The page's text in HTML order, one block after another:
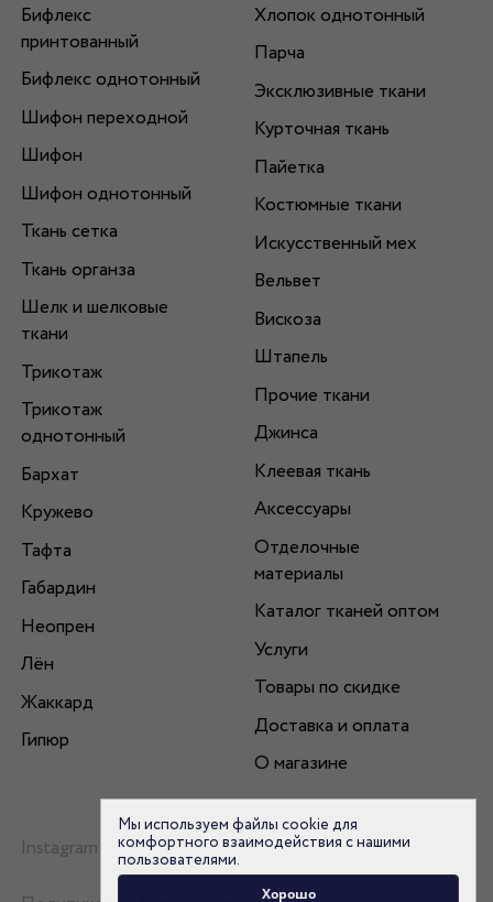
Бифлекс
принтованный
Бифлекс однотонный
Шифон переходной
Шифон
Шифон однотонный
Ткань сетка
Ткань органза
Шелк и шелковые
ткани
Трикотаж
Трикотаж
однотонный
Бархат
Кружево
Тафта
Габардин
Неопрен
Лён
Жаккард
Гипюр
Хлопок однотонный
Парча
Эксклюзивные ткани
Курточная ткань
Пайетка
Костюмные ткани
Искусственный мех
Вельвет
Вискоза
Штапель
Прочие ткани
Джинса
Клеевая ткань
Аксессуары
Отделочные
материалы
Каталог тканей оптом
Услуги
Товары по скидке
Доставка и оплата
О магазине
Instagram
Мы используем файлы cookie для
комфортного взаимодействия с нашими
пользователями.
Хорошо